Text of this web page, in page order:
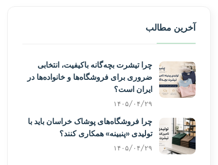
آخرین مطالب
چرا تیشرت بچه‌گانه باکیفیت، انتخابی
ضروری برای فروشگاه‌ها و خانواده‌ها در
ایران است؟
۱۴۰۵/۰۴/۲۹
چرا فروشگاه‌های پوشاک خراسان باید با
تولیدی «پنبینه» همکاری کنند؟
۱۴۰۵/۰۴/۲۹